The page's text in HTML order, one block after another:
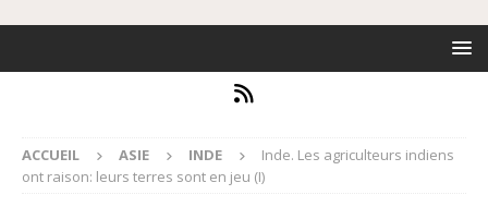
ACCUEIL ASIE INDE
Inde. Les agriculteurs indiens
ont raison: leurs terres sont en jeu (I)